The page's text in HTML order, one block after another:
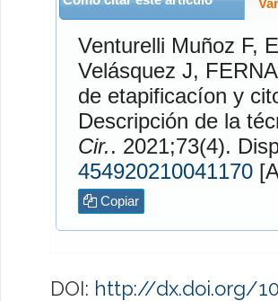
Venturelli Muñoz F,
Velásquez J,
de etapificacíon y
Descripción de la
Cir.
.
454920210041170
Copiar
DOI: http://dx.doi.org/